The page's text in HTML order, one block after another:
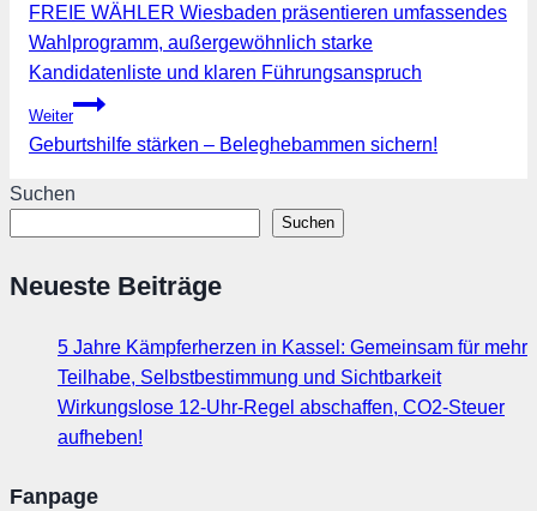
FREIE WÄHLER Wiesbaden präsentieren umfassendes
Wahlprogramm, außergewöhnlich starke
Kandidatenliste und klaren Führungsanspruch
Weiter
Geburtshilfe stärken – Beleghebammen sichern!
Suchen
Suchen
Neueste Beiträge
5 Jahre Kämpferherzen in Kassel: Gemeinsam für mehr
Teilhabe, Selbstbestimmung und Sichtbarkeit
Wirkungslose 12-Uhr-Regel abschaffen, CO2-Steuer
aufheben!
Fanpage